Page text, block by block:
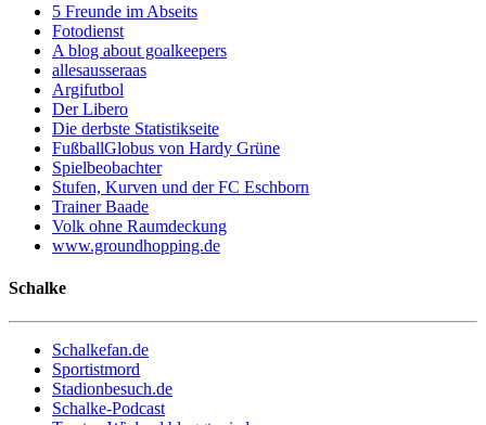
5 Freunde im Abseits
Fotodienst
A blog about goalkeepers
allesausseraas
Argifutbol
Der Libero
Die derbste Statistikseite
FußballGlobus von Hardy Grüne
Spielbeobachter
Stufen, Kurven und der FC Eschborn
Trainer Baade
Volk ohne Raumdeckung
www.groundhopping.de
Schalke
Schalkefan.de
Sportistmord
Stadionbesuch.de
Schalke-Podcast